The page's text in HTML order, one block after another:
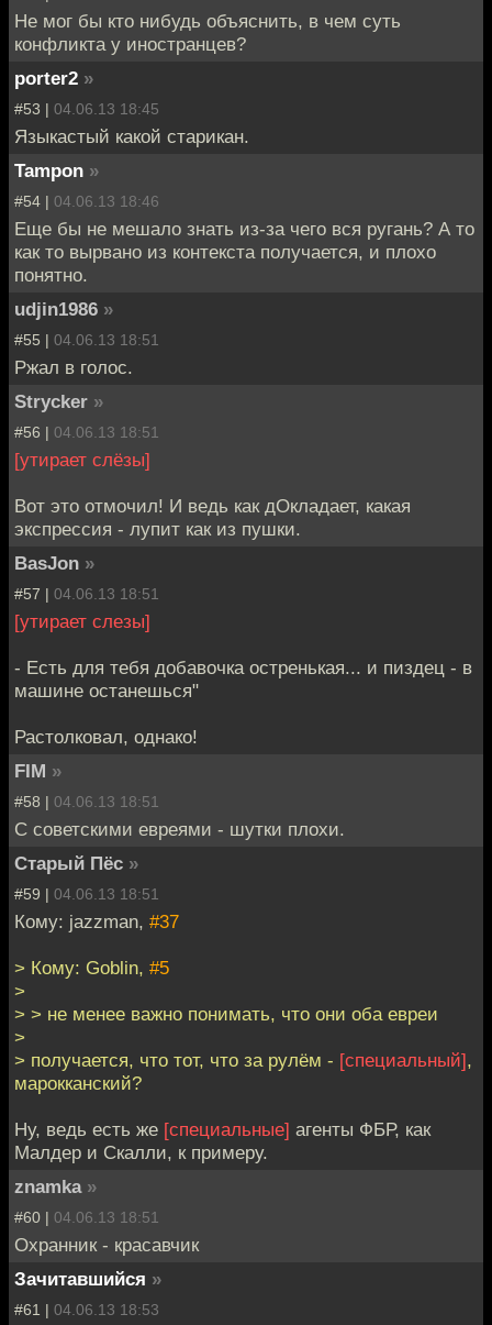
Не мог бы кто нибудь объяснить, в чем суть
конфликта у иностранцев?
porter2 »
#53 | 04.06.13 18:45
Языкастый какой старикан.
Tampon »
#54 | 04.06.13 18:46
Еще бы не мешало знать из-за чего вся ругань? А то
как то вырвано из контекста получается, и плохо
понятно.
udjin1986 »
#55 | 04.06.13 18:51
Ржал в голос.
Strycker »
#56 | 04.06.13 18:51
[утирает слёзы]
Вот это отмочил! И ведь как дОкладает, какая
экспрессия - лупит как из пушки.
BasJon »
#57 | 04.06.13 18:51
[утирает слезы]
- Есть для тебя добавочка остренькая... и пиздец - в
машине останешься"
Растолковал, однако!
FIM »
#58 | 04.06.13 18:51
С советскими евреями - шутки плохи.
Старый Пёс »
#59 | 04.06.13 18:51
Кому: jazzman, #37
> Кому: Goblin, #5
>
> > не менее важно понимать, что они оба евреи
>
> получается, что тот, что за рулём - [специальный],
марокканский?
Ну, ведь есть же [специальные] агенты ФБР, как
Малдер и Скалли, к примеру.
znamka »
#60 | 04.06.13 18:51
Охранник - красавчик
Зачитавшийся »
#61 | 04.06.13 18:53